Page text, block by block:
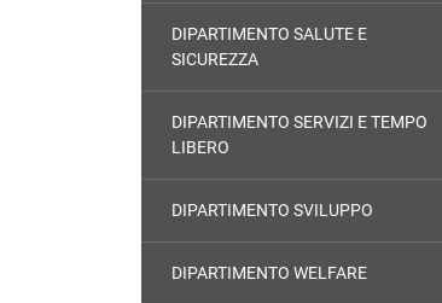
DIPARTIMENTO SALUTE E
SICUREZZA
DIPARTIMENTO SERVIZI E TEMPO
LIBERO
DIPARTIMENTO SVILUPPO
DIPARTIMENTO WELFARE